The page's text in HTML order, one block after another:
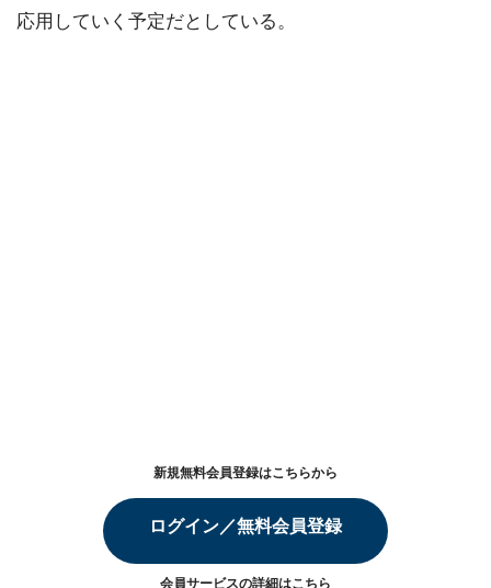
応用していく予定だとしている。
新規無料会員登録はこちらから
ログイン／無料会員登録
会員サービスの詳細はこちら